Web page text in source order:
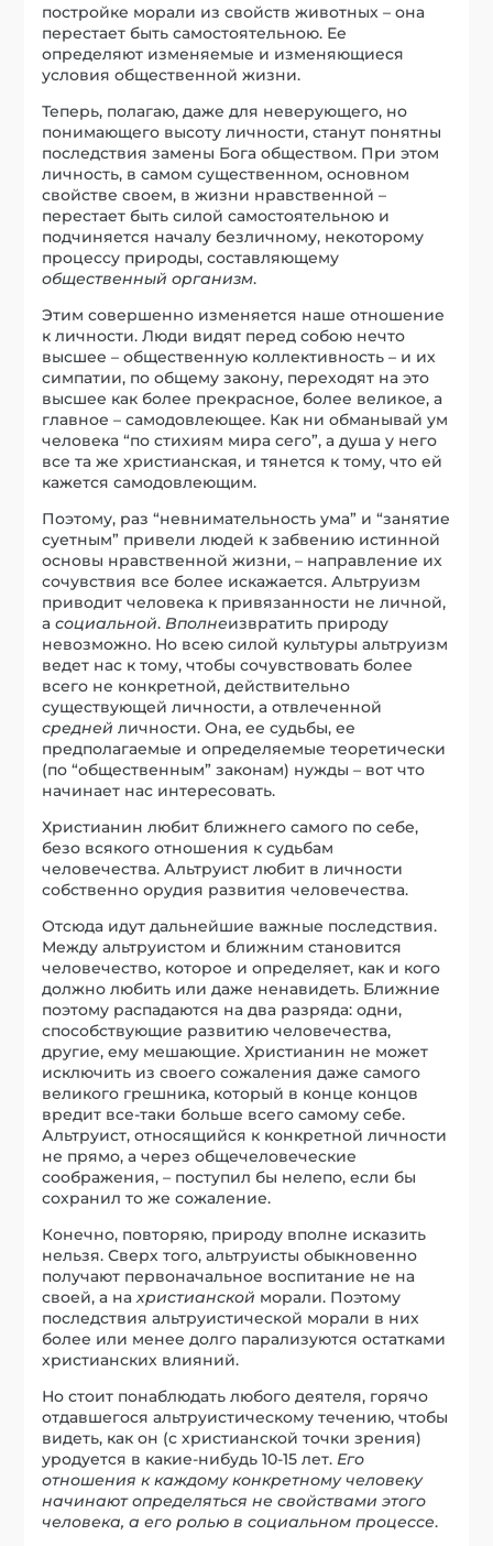
постройке морали из свойств животных – она
перестает быть самостоятельною. Ее
определяют изменяемые и изменяющиеся
условия общественной жизни.
Теперь, полагаю, даже для неверующего, но
понимающего высоту личности, станут понятны
последствия замены Бога обществом. При этом
личность, в самом существенном, основном
свойстве своем, в жизни нравственной –
перестает быть силой самостоятельною и
подчиняется началу безличному, некоторому
процессу природы, составляющему
общественный организм.
Этим совершенно изменяется наше отношение
к личности. Люди видят перед собою нечто
высшее – общественную коллективность – и их
симпатии, по общему закону, переходят на это
высшее как более прекрасное, более великое, а
главное – самодовлеющее. Как ни обманывай ум
человека “по стихиям мира сего”, а душа у него
все та же христианская, и тянется к тому, что ей
кажется самодовлеющим.
Поэтому, раз “невнимательность ума” и “занятие
суетным” привели людей к забвению истинной
основы нравственной жизни, – направление их
сочувствия все более искажается. Альтруизм
приводит человека к привязанности не личной,
асоциальной.Вполнеизвратить природу
невозможно. Но всею силой культуры альтруизм
ведет нас к тому, чтобы сочувствовать более
всего не конкретной, действительно
существующей личности, а отвлеченной
среднейличности. Она, ее судьбы, ее
предполагаемые и определяемые теоретически
(по “общественным” законам) нужды – вот что
начинает нас интересовать.
Христианин любит ближнего самого по себе,
безо всякого отношения к судьбам
человечества. Альтруист любит в личности
собственно орудия развития человечества.
Отсюда идут дальнейшие важные последствия.
Между альтруистом и ближним становится
человечество, которое и определяет, как и кого
должно любить или даже ненавидеть. Ближние
поэтому распадаются на два разряда: одни,
способствующие развитию человечества,
другие, ему мешающие. Христианин не может
исключить из своего сожаления даже самого
великого грешника, который в конце концов
вредит все-таки больше всего самому себе.
Альтруист, относящийся к конкретной личности
не прямо, а через общечеловеческие
соображения, – поступил бы нелепо, если бы
сохранил то же сожаление.
Конечно, повторяю, природу вполне исказить
нельзя. Сверх того, альтруисты обыкновенно
получают первоначальное воспитание не на
своей, а нахристианской морали. Поэтому
последствия альтруистической морали в них
более или менее долго парализуются остатками
христианских влияний.
Но стоит понаблюдать любого деятеля, горячо
отдавшегося альтруистическому течению, чтобы
видеть, как он (с христианской точки зрения)
уродуется в какие-нибудь 10-15 лет. Его
отношения к каждому конкретному человеку
начинают определяться не свойствами этого
человека, а его ролью в социальном процессе.